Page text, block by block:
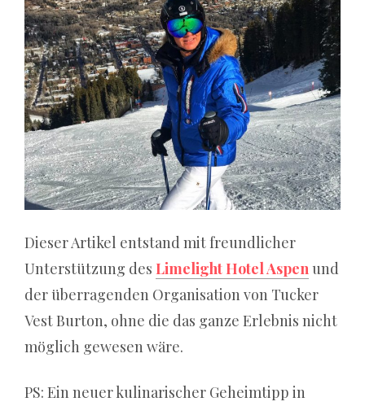
Dieser Artikel entstand mit freundlicher
Unterstützung des Limelight Hotel Aspenund
der überragenden Organisation von Tucker
Vest Burton, ohne die das ganze Erlebnis nicht
möglich gewesen wäre.
PS: Ein neuer kulinarischer Geheimtipp in